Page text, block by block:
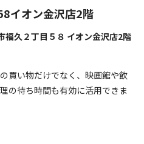
イオン金沢店2階
福久２丁目５８ イオン金沢店2階
買い物だけでなく、映画館や飲
の待ち時間も有効に活用できま